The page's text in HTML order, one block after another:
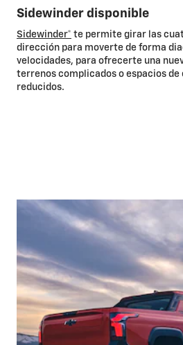
Sidewinder disponible
Sidewinder* te permite girar las
dirección para moverte de forma
velocidades, para ofrecerte una
terrenos complicados o espacios
reducidos.